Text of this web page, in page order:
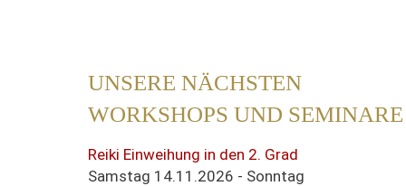
UNSERE NÄCHSTEN
WORKSHOPS UND SEMINARE
Reiki Einweihung in den 2. Grad
Samstag 14.11.2026 - Sonntag